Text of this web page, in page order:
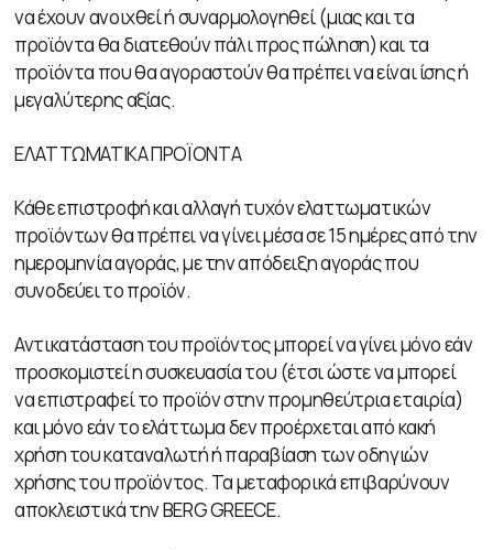
να έχουν ανοιχθεί ή συναρμολογηθεί (μιας και τα
προϊόντα θα διατεθούν πάλι προς πώληση) και τα
προϊόντα που θα αγοραστούν θα πρέπει να είναι ίσης ή
μεγαλύτερης αξίας.
ΕΛΑΤΤΩΜΑΤΙΚΑ ΠΡΟΪΟΝΤΑ
Κάθε επιστροφή και αλλαγή τυχόν ελαττωματικών
προϊόντων θα πρέπει να γίνει μέσα σε 15 ημέρες από την
ημερομηνία αγοράς, με την απόδειξη αγοράς που
συνοδεύει το προϊόν.
Αντικατάσταση του προϊόντος μπορεί να γίνει μόνο εάν
προσκομιστεί η συσκευασία του (έτσι ώστε να μπορεί
να επιστραφεί το προϊόν στην προμηθεύτρια εταιρία)
και μόνο εάν το ελάττωμα δεν προέρχεται από κακή
χρήση του καταναλωτή ή παραβίαση των οδηγιών
χρήσης του προϊόντος. Τα μεταφορικά επιβαρύνουν
αποκλειστικά την BERG GREECE.